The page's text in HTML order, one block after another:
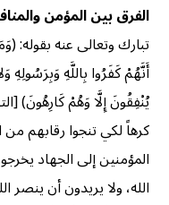
الفرق بين المؤمن
تبارك وتعالى عنه بقوله:
أَنَّهُمْ كَفَرُوا بِاللَّهِ وَبِرَسُولِهِ
كرهاً لكي تنجوا رقابهم
المؤمنين إلى الجهاد
الله، ولا يريدون أن ينصر